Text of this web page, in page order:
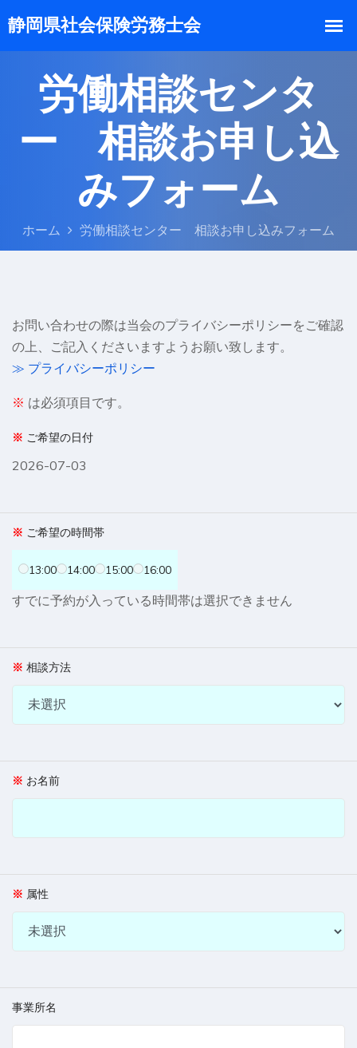
労働相談センタ
ー 相談お申し込
みフォーム
ホーム 労働相談センター 相談お申し込みフォーム
お問い合わせの際は当会のプライバシーポリシーをご確認
の上、ご記入くださいますようお願い致します。
≫ プライバシーポリシー
※ は必須項目です。
ご希望の日付
2026-07-03
ご希望の時間帯
13:00 14:00 15:00 16:00
すでに予約が入っている時間帯は選択できません
相談方法
お名前
属性
事業所名